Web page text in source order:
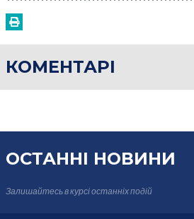
КОМЕНТАРІ
ОСТАННІ НОВИНИ
Залишайтесь в курсіостанніх подій